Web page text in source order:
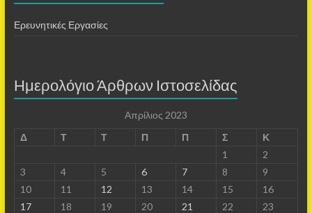
Ερευνητικές Εργασίες
Ημερολόγιο Άρθρων Ιστοσελίδας
Απρίλιος 2023
Δ
Τ Τ Π Π Σ
Κ
1
2
3
4 5 6 7 8
9
10
11 12 13 14 15
16
17
18 19 20 21 22
23